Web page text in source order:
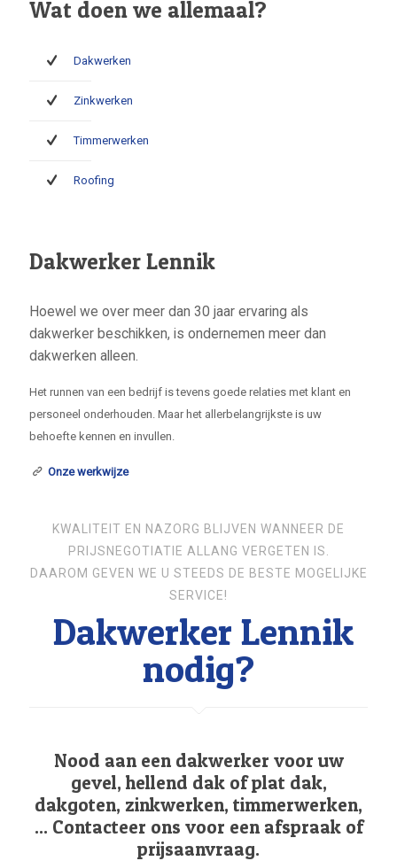
Wat doen we allemaal?
Dakwerken
Zinkwerken
Timmerwerken
Roofing
Dakwerker Lennik
Hoewel we over meer dan 30 jaar ervaring als
dakwerker beschikken, is ondernemen meer dan
dakwerken alleen.
Het runnen van een bedrijf is tevens goede relaties met klant en
personeel onderhouden. Maar het allerbelangrijkste is uw
behoefte kennen en invullen.
Onze werkwijze
KWALITEIT EN NAZORG BLIJVEN WANNEER DE
PRIJSNEGOTIATIE ALLANG VERGETEN IS.
DAAROM GEVEN WE U STEEDS DE BESTE MOGELIJKE
SERVICE!
Dakwerker Lennik
nodig?
Nood aan een dakwerker voor uw
gevel, hellend dak of plat dak,
dakgoten, zinkwerken, timmerwerken,
... Contacteer ons voor een afspraak of
prijsaanvraag.